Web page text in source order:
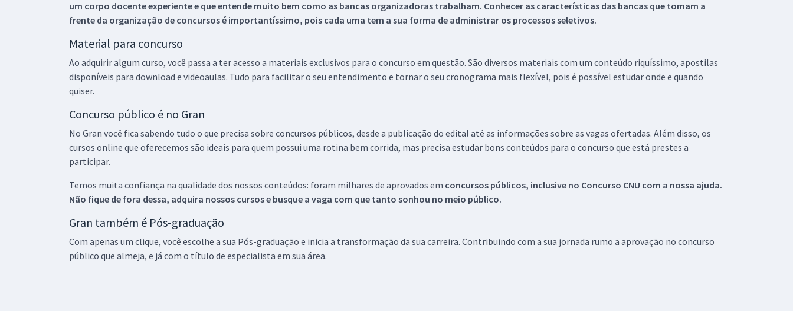
um corpo docente experiente e que entende muito bem como as bancas organizadoras trabalham. Conhecer as características das bancas que tomam a
frente da organização de concursos é importantíssimo, pois cada uma tem a sua forma de administrar os processos seletivos.
Material para concurso
Ao adquirir algum curso, você passa a ter acesso a materiais exclusivos para o concurso em questão. São diversos materiais com um conteúdo riquíssimo, apostilas
disponíveis para download e videoaulas. Tudo para facilitar o seu entendimento e tornar o seu cronograma mais flexível, pois é possível estudar onde e quando
quiser.
Concurso público é no Gran
No Gran você fica sabendo tudo o que precisa sobre concursos públicos, desde a publicação do edital até as informações sobre as vagas ofertadas. Além disso, os
cursos online que oferecemos são ideais para quem possui uma rotina bem corrida, mas precisa estudar bons conteúdos para o concurso que está prestes a
participar.
Temos muita confiança na qualidade dos nossos conteúdos: foram milhares de aprovados em concursos públicos, inclusive no Concurso CNU com a nossa ajuda.
Não fique de fora dessa, adquira nossos cursos e busque a vaga com que tanto sonhou no meio público.
Gran também é Pós-graduação
Com apenas um clique, você escolhe a sua Pós-graduação e inicia a transformação da sua carreira. Contribuindo com a sua jornada rumo a aprovação no concurso
público que almeja, e já com o título de especialista em sua área.